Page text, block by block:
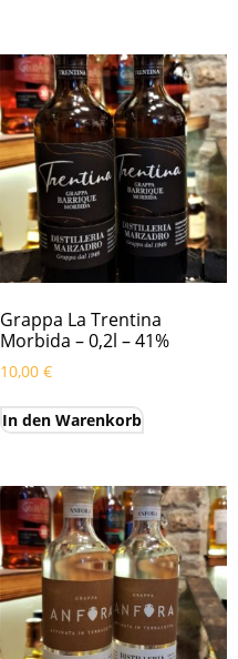
Grappa La Trentina
Morbida – 0,2l – 41%
10,00 €
In den Warenkorb